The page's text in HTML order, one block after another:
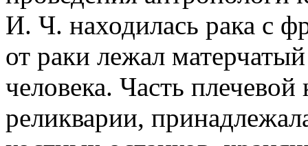
И. Ч. находилась рака с
от раки лежал
человека. Часть
реликварии,